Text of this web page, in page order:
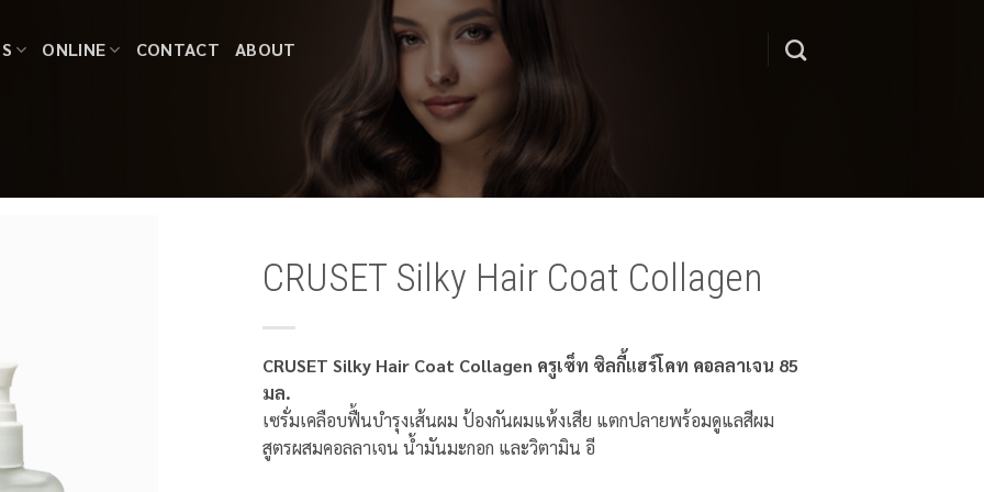
ONLINE CONTACT ABOUT
CRUSET Silky Hair Coat Collagen
CRUSET Silky Hair Coat Collagen ครูเซ็ท ซิลกี้แฮร์โคท คอลลาเจน 85
มล.
เซรั่มเคลือบฟื้นบำรุงเส้นผม ป้องกันผมแห้งเสีย แตกปลายพร้อมดูแลสีผม
สูตรผสมคอลลาเจน น้ำมันมะกอก และวิตามิน อี